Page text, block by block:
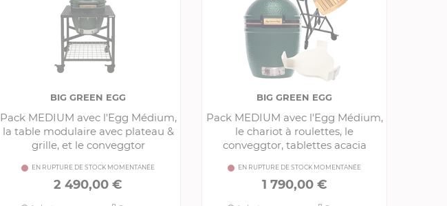
BIG GREEN EGG
Pack MEDIUM avec l'Egg Médium,
la table modulaire avec plateau &
grille, et le conveggtor
EN RUPTURE DE STOCK MOMENTANÉE
2 490,00 €
BIG GREEN EGG
Pack MEDIUM avec l'Egg Médium,
le chariot à roulettes, le
conveggtor, tablettes acacia
EN RUPTURE DE STOCK MOMENTANÉE
1 790,00 €